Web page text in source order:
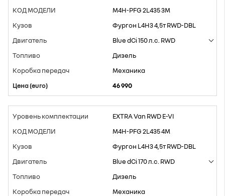
M4H-PFG 2L435 3M
Фургон L4H3 4,5т RWD-DBL
Blue dCi 150 л.с. RWD
Дизель
Mеханика
46 990
EXTRA Van RWD E-VI
M4H-PFG 2L435 4M
Фургон L4H3 4,5т RWD-DBL
Blue dCi 170 л.с. RWD
Дизель
Mеханика